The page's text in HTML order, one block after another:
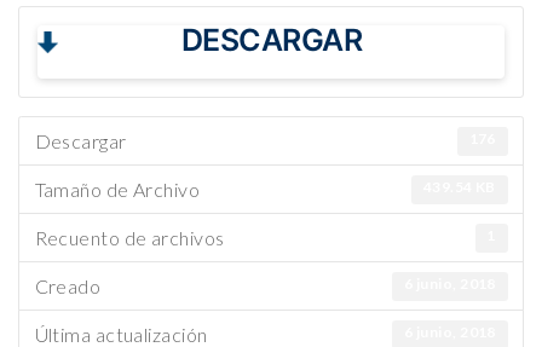
DESCARGAR
Descargar
Tamaño de Archivo
Recuento de archivos
Creado
Última actualización